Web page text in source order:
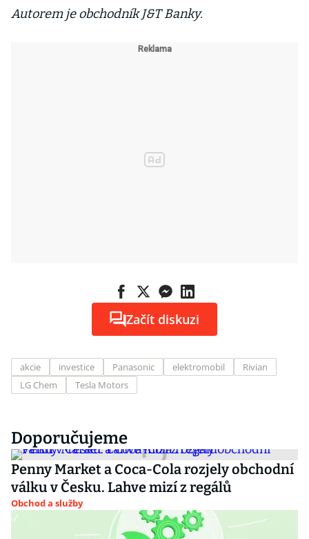
Autorem je obchodník J&T Banky.
Začít diskuzi
akcie investice Panasonic elektromobil
Rivian
LG Chem
Tesla Motors
Doporučujeme
Penny Market a Coca-Cola rozjely obchodní
válku v Česku. Lahve mizí z regálů
Obchod a služby